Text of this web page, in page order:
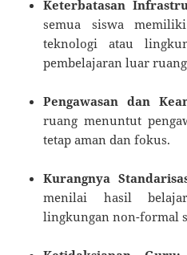
Keterbatasan
semua siswa
teknologi atau
pembelajaran luar
Pengawasan dan
ruang menuntut
tetap aman dan fokus.
Kurangnya
menilai hasil
lingkungan non-formal